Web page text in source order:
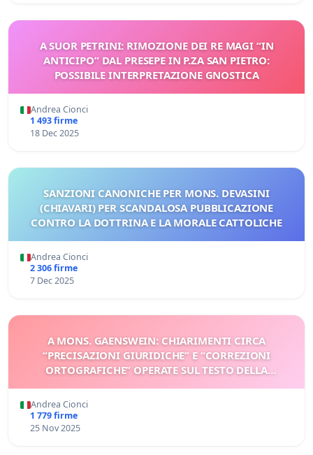
A SUOR PETRINI: RIMOZIONE DEI RE MAGI “IN
ANTICIPO” DAL PRESEPE IN P.ZA SAN PIETRO:
POSSIBILE INTERPRETAZIONE GNOSTICA
Andrea Cionci
1 493 firme
18 Dec 2025
SANZIONI CANONICHE PER MONS. DEVASINI
(CHIAVARI) PER SCANDALOSA PUBBLICAZIONE
CONTRO LA DOTTRINA E LA MORALE CATTOLICHE
Andrea Cionci
2 306 firme
7 Dec 2025
A MONS. GAENSWEIN: CHIARIMENTI CIRCA
“PRECISAZIONI GIURIDICHE” E “CORREZIONI
ORTOGRAFICHE” OPERATE SUL TESTO DELLA
Andrea Cionci
1 779 firme
25 Nov 2025